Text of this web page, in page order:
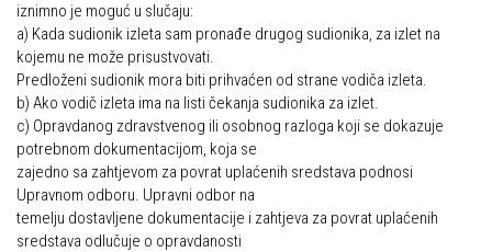
iznimno je moguć u slučaju:
a) Kada sudionik izleta sam pronađe drugog sudionika, za izlet na
kojemu ne može prisustvovati.
Predloženi sudionik mora biti prihvaćen od strane vodiča izleta.
b) Ako vodič izleta ima na listi čekanja sudionika za izlet.
c) Opravdanog zdravstvenog ili osobnog razloga koji se dokazuje
potrebnom dokumentacijom, koja se
zajedno sa zahtjevom za povrat uplaćenih sredstava podnosi
Upravnom odboru. Upravni odbor na
temelju dostavljene dokumentacije i zahtjeva za povrat uplaćenih
sredstava odlučuje o opravdanosti